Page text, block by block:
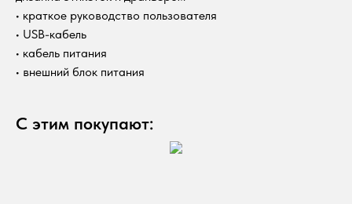
• краткое руководство пользователя
• USB-кабель
• кабель питания
• внешний блок питания
С этим покупают: